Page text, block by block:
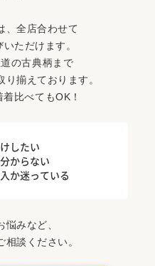
、全店合わせて
ただけます。
の古典柄まで
揃えております。
比べてもOK！
したい
からない
か迷っている
悩みなど、
相談ください。